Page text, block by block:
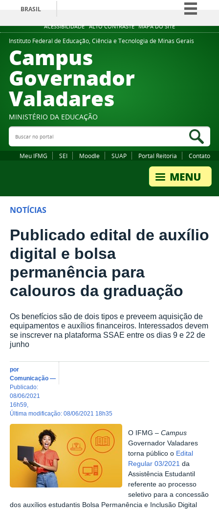
ACESSIBILIDADE ALTO CONTRASTE MAPA DO SITE
BRASIL
Simplifique!
Comunica BR
Instituto Federal de Educação, Ciência e Tecnologia de Minas Gerais
Campus
Governador
Valadares
MINISTÉRIO DA EDUCAÇÃO
Buscar no portal
Meu IFMG SEI Moodle SUAP Portal Reitoria Contato
NOTÍCIAS
Publicado edital de auxílio
digital e bolsa
permanência para
calouros da graduação
Os benefícios são de dois tipos e preveem aquisição de
equipamentos e auxílios financeiros. Interessados devem
se inscrever na plataforma SSAE entre os dias 9 e 22 de
junho
por
Comunicação —
publicado:
08/06/2021
16h59
última modificação: 08/06/2021 18h35
O IFMG –Campus
Governador Valadares
torna público o Edital
Regular 03/2021 da
Assistência Estudantil
referente ao processo
seletivo para a concessão
dos auxílios estudantis Bolsa Permanência e Inclusão Digital